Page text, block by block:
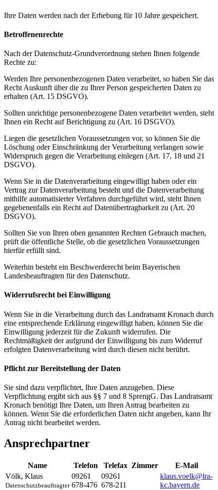
Ihre Daten werden nach der Erhebung für 10 Jahre gespeichert.
Betroffenenrechte
Nach der Datenschutz-Grundverordnung stehen Ihnen folgende
Rechte zu:
Werden Ihre personenbezogenen Daten verarbeitet, so haben Sie das
Recht Auskunft über die zu Ihrer Person gespeicherten Daten zu
erhalten (Art. 15 DSGVO).
Sollten unrichtige personenbezogene Daten verarbeitet werden, steht
Ihnen ein Recht auf Berichtigung zu (Art. 16 DSGVO).
Liegen die gesetzlichen Voraussetzungen vor, so können Sie die
Löschung oder Einschränkung der Verarbeitung verlangen sowie
Widerspruch gegen die Verarbeitung einlegen (Art. 17, 18 und 21
DSGVO).
Wenn Sie in die Datenverarbeitung eingewilligt haben oder ein
Vertrag zur Datenverarbeitung besteht und die Datenverarbeitung
mithilfe automatisierter Verfahren durchgeführt wird, steht Ihnen
gegebenenfalls ein Recht auf Datenübertragbarkeit zu (Art. 20
DSGVO).
Sollten Sie von Ihren oben genannten Rechten Gebrauch machen,
prüft die öffentliche Stelle, ob die gesetzlichen Voraussetzungen
hierfür erfüllt sind.
Weiterhin besteht ein Beschwerderecht beim Bayerischen
Landesbeauftragten für den Datenschutz.
Widerrufsrecht bei Einwilligung
Wenn Sie in die Verarbeitung durch das Landratsamt Kronach durch
eine entsprechende Erklärung eingewilligt haben, können Sie die
Einwilligung jederzeit für die Zukunft widerrufen. Die
Rechtmäßigkeit der aufgrund der Einwilligung bis zum Widerruf
erfolgten Datenverarbeitung wird durch diesen nicht berührt.
Pflicht zur Bereitstellung der Daten
Sie sind dazu verpflichtet, Ihre Daten anzugeben. Diese
Verpflichtung ergibt sich aus §§ 7 und 8 SprengG. Das Landratsamt
Kronach benötigt Ihre Daten, um Ihren Antrag bearbeiten zu
können. Wenn Sie die erforderlichen Daten nicht angeben, kann Ihr
Antrag nicht bearbeitet werden.
Ansprechpartner
Name Telefon Telefax Zimmer
E-Mail
Völk, Klaus
Datenschutzbeauftragter
09261
678-476
09261
678-211
klaus.voelk@lra-
kc.bayern.de